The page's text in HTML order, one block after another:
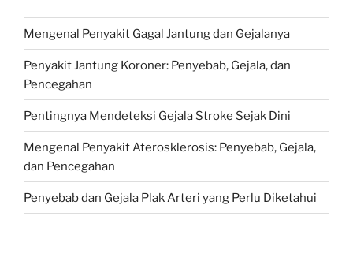
Mengenal Penyakit Gagal Jantung dan Gejalanya
Penyakit Jantung Koroner: Penyebab, Gejala, dan
Pencegahan
Pentingnya Mendeteksi Gejala Stroke Sejak Dini
Mengenal Penyakit Aterosklerosis: Penyebab, Gejala,
dan Pencegahan
Penyebab dan Gejala Plak Arteri yang Perlu Diketahui